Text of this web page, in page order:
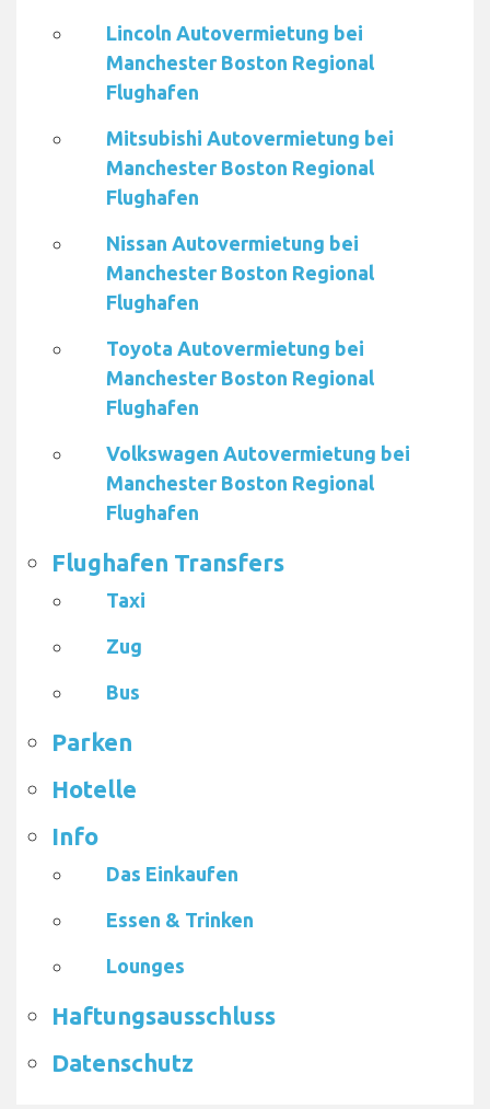
Lincoln Autovermietung bei
Manchester Boston Regional
Flughafen
Mitsubishi Autovermietung bei
Manchester Boston Regional
Flughafen
Nissan Autovermietung bei
Manchester Boston Regional
Flughafen
Toyota Autovermietung bei
Manchester Boston Regional
Flughafen
Volkswagen Autovermietung bei
Manchester Boston Regional
Flughafen
Flughafen Transfers
Taxi
Zug
Bus
Parken
Hotelle
Info
Das Einkaufen
Essen & Trinken
Lounges
Haftungsausschluss
Datenschutz